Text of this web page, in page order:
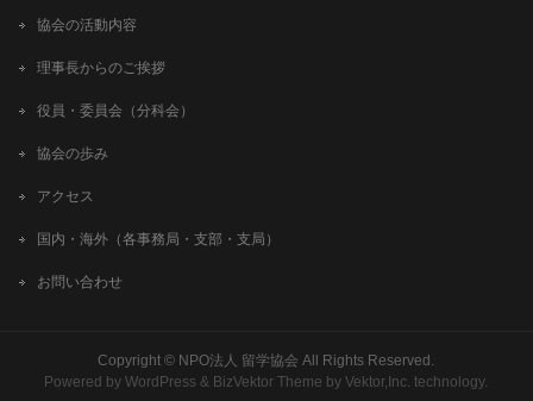
協会の活動内容
理事長からのご挨拶
役員・委員会（分科会）
協会の歩み
アクセス
国内・海外（各事務局・支部・支局）
お問い合わせ
Copyright © NPO法人 留学協会 All Rights Reserved.
Powered byWordPress & BizVektor Theme byVektor,Inc. technology.